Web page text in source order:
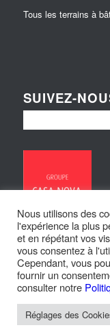
Tous les terrains à
SUIVEZ-
Nous utilisons des
l'expérience la plus
et en répétant vos
vous consentez à
Cependant, vous
fournir un
consulter notre
Réglages des